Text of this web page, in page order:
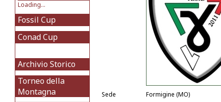
Loading...
Fossil Cup
Conad Cup
Archivio Storico
Torneo della
Montagna
Sede
Formigine (MO)